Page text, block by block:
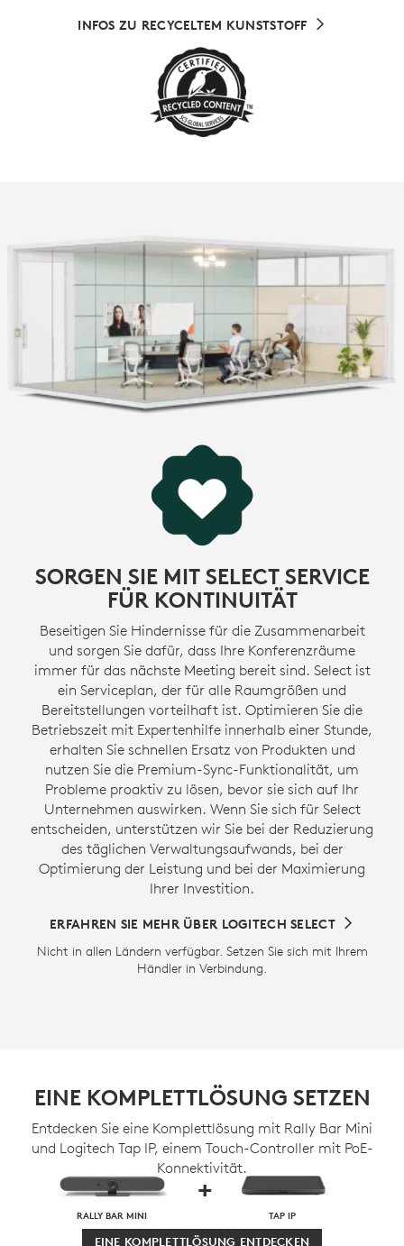
INFOS ZU RECYCELTEM KUNSTSTOFF
SORGEN SIE MIT SELECT SERVICE
FÜR KONTINUITÄT
Beseitigen Sie Hindernisse für die Zusammenarbeit
und sorgen Sie dafür, dass Ihre Konferenzräume
immer für das nächste Meeting bereit sind. Select ist
ein Serviceplan, der für alle Raumgrößen und
Bereitstellungen vorteilhaft ist. Optimieren Sie die
Betriebszeit mit Expertenhilfe innerhalb einer Stunde,
erhalten Sie schnellen Ersatz von Produkten und
nutzen Sie die Premium-Sync-Funktionalität, um
Probleme proaktiv zu lösen, bevor sie sich auf Ihr
Unternehmen auswirken. Wenn Sie sich für Select
entscheiden, unterstützen wir Sie bei der Reduzierung
des täglichen Verwaltungsaufwands, bei der
Optimierung der Leistung und bei der Maximierung
Ihrer Investition.
ERFAHREN SIE MEHR ÜBER LOGITECH SELECT
Nicht in allen Ländern verfügbar. Setzen Sie sich mit Ihrem
Händler in Verbindung.
EINE KOMPLETTLÖSUNG SETZEN
Entdecken Sie eine Komplettlösung mit Rally Bar Mini
und Logitech Tap IP, einem Touch-Controller mit PoE-
Konnektivität.
RALLY BAR MINI
+
TAP IP
EINE KOMPLETTLÖSUNG ENTDECKEN